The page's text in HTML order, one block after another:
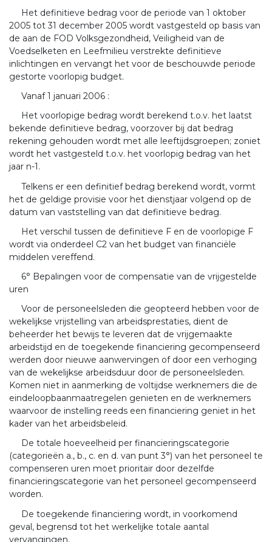
Het definitieve bedrag voor de periode van 1 oktober
2005 tot 31 december 2005 wordt vastgesteld op basis van
de aan de FOD Volksgezondheid, Veiligheid van de
Voedselketen en Leefmilieu verstrekte definitieve
inlichtingen en vervangt het voor de beschouwde periode
gestorte voorlopig budget.
Vanaf 1 januari 2006 :
Het voorlopige bedrag wordt berekend t.o.v. het laatst
bekende definitieve bedrag, voorzover bij dat bedrag
rekening gehouden wordt met alle leeftijdsgroepen; zoniet
wordt het vastgesteld t.o.v. het voorlopig bedrag van het
jaar n-1.
Telkens er een definitief bedrag berekend wordt, vormt
het de geldige provisie voor het dienstjaar volgend op de
datum van vaststelling van dat definitieve bedrag.
Het verschil tussen de definitieve F en de voorlopige F
wordt via onderdeel C2 van het budget van financiële
middelen vereffend.
6° Bepalingen voor de compensatie van de vrijgestelde
uren
Voor de personeelsleden die geopteerd hebben voor de
wekelijkse vrijstelling van arbeidsprestaties, dient de
beheerder het bewijs te leveren dat de vrijgemaakte
arbeidstijd en de toegekende financiering gecompenseerd
werden door nieuwe aanwervingen of door een verhoging
van de wekelijkse arbeidsduur door de personeelsleden.
Komen niet in aanmerking de voltijdse werknemers die de
eindeloopbaanmaatregelen genieten en de werknemers
waarvoor de instelling reeds een financiering geniet in het
kader van het arbeidsbeleid.
De totale hoeveelheid per financieringscategorie
(categorieën a., b., c. en d. van punt 3°) van het personeel te
compenseren uren moet prioritair door dezelfde
financieringscategorie van het personeel gecompenseerd
worden.
De toegekende financiering wordt, in voorkomend
geval, begrensd tot het werkelijke totale aantal
vervangingen.